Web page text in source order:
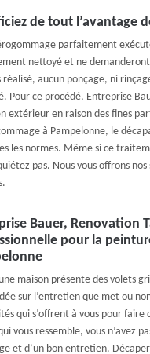
de tout l’avantage
parfaitement
nettoyé et ne
réalisé, aucun ponçage, ni
Pour ce procédé, Entreprise
extérieur en raison des fines
à Pampelonne, le
les normes. Même si ce
pas. Nous vous offrons
Bauer, Renovation
pour la
maison présente des volets
sur l’entretien que met ou
qui s’offrent à vous pour
vous ressemble, vous n’avez
et d’un bon entretien.